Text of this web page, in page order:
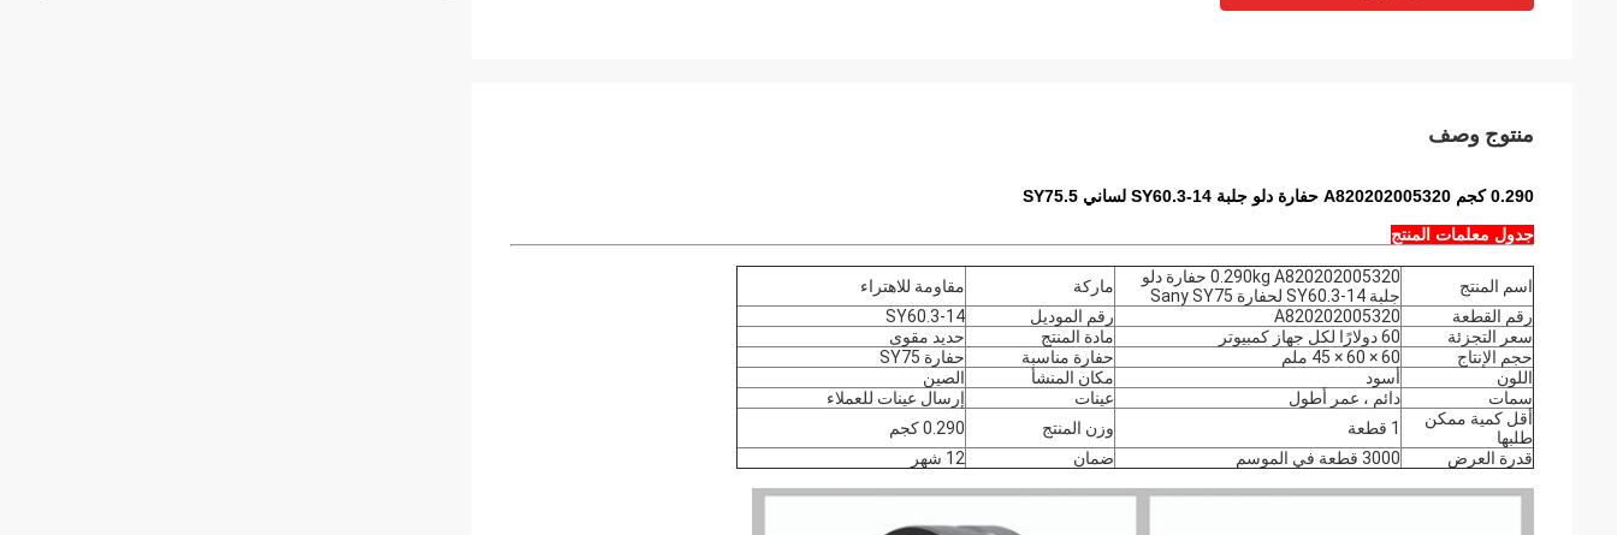
منتوج وصف
0.290 كجم A820202005320 حفارة دلو جلبة SY60.3-14 لساني SY75.5
جدول معلمات المنتج
اسم المنتج
0.290kg A820202005320 حفارة دلو
جلبة SY60.3-14 لحفارة Sany SY75
ماركة
مقاومة للاهتراء
رقم القطعة
A820202005320 رقم الموديل
SY60.3-14
سعر التجزئة
60 دولارًا لكل جهاز كمبيوتر مادة المنتج
حديد مقوى
حجم الإنتاج
60 × 60 × 45 ملم حفارة مناسبة
حفارة SY75
اللون
أسود مكان المنشأ
الصين
سمات
دائم ، عمر أطول عينات
إرسال عينات للعملاء
أقل كمية ممكن
طلبها
1 قطعة وزن المنتج
0.290 كجم
قدرة العرض
3000 قطعة في الموسم ضمان 12 شهر